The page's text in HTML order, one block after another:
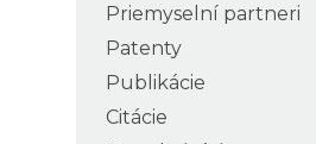
Priemyselní partneri
Patenty
Publikácie
Citácie